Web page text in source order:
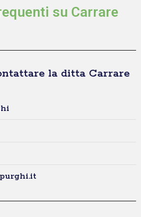
su Carrare
la ditta Carrare